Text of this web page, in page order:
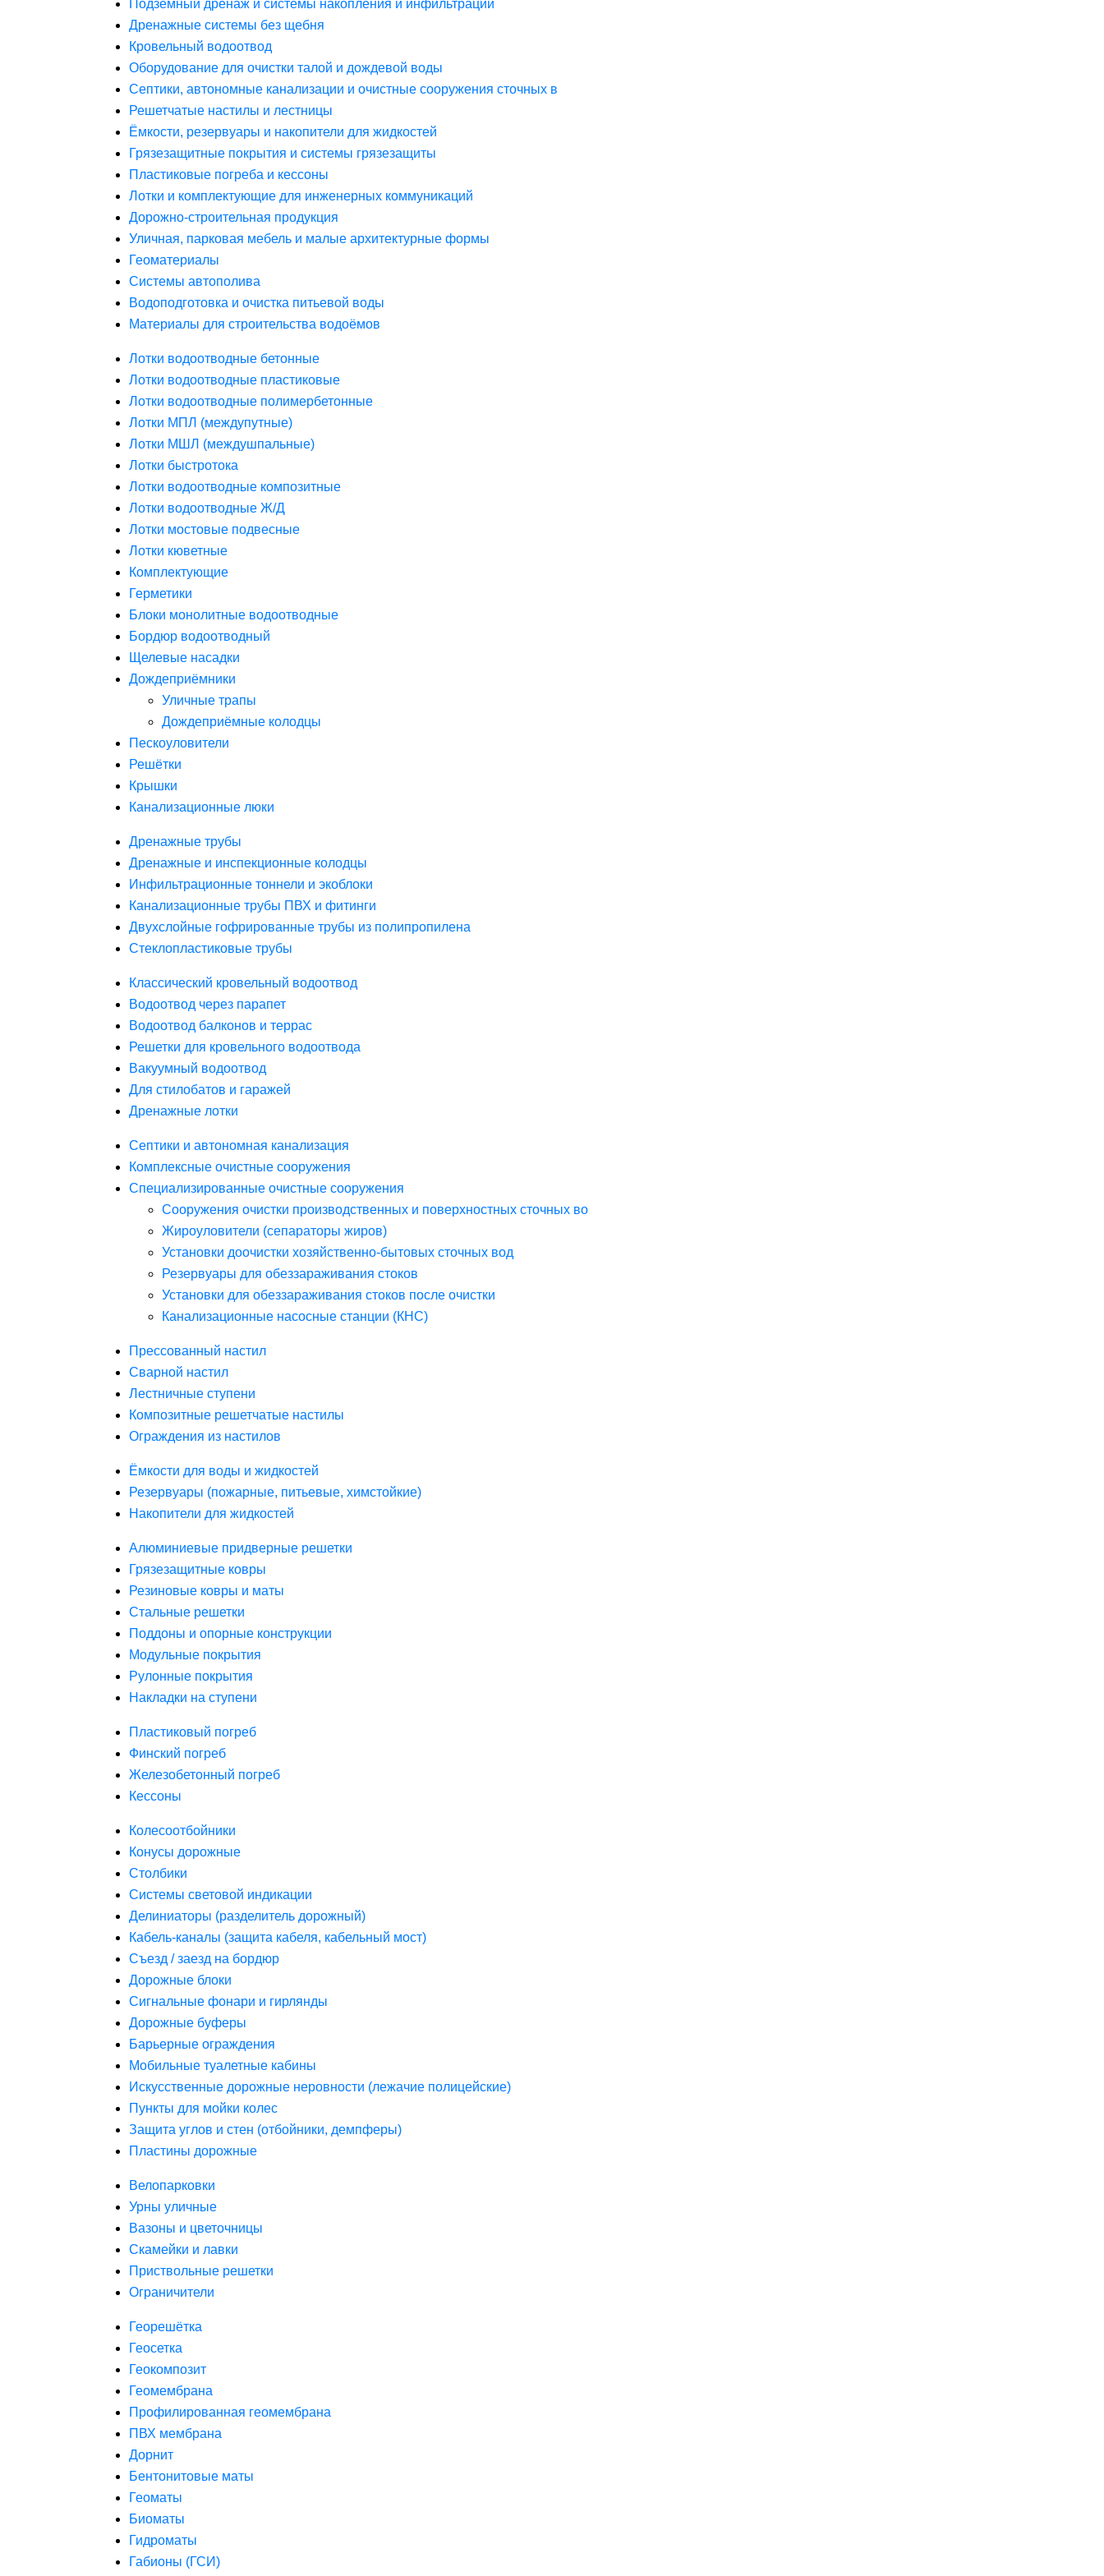
Подземный дренаж и системы накопления и инфильтрации
Дренажные системы без щебня
Кровельный водоотвод
Оборудование для очистки талой и дождевой воды
Септики, автономные канализации и очистные сооружения сточных в
Решетчатые настилы и лестницы
Ёмкости, резервуары и накопители для жидкостей
Грязезащитные покрытия и системы грязезащиты
Пластиковые погреба и кессоны
Лотки и комплектующие для инженерных коммуникаций
Дорожно-строительная продукция
Уличная, парковая мебель и малые архитектурные формы
Геоматериалы
Системы автополива
Водоподготовка и очистка питьевой воды
Материалы для строительства водоёмов
Лотки водоотводные бетонные
Лотки водоотводные пластиковые
Лотки водоотводные полимербетонные
Лотки МПЛ (междупутные)
Лотки МШЛ (междушпальные)
Лотки быстротока
Лотки водоотводные композитные
Лотки водоотводные Ж/Д
Лотки мостовые подвесные
Лотки кюветные
Комплектующие
Герметики
Блоки монолитные водоотводные
Бордюр водоотводный
Щелевые насадки
Дождеприёмники
Уличные трапы
Дождеприёмные колодцы
Пескоуловители
Решётки
Крышки
Канализационные люки
Дренажные трубы
Дренажные и инспекционные колодцы
Инфильтрационные тоннели и экоблоки
Канализационные трубы ПВХ и фитинги
Двухслойные гофрированные трубы из полипропилена
Стеклопластиковые трубы
Классический кровельный водоотвод
Водоотвод через парапет
Водоотвод балконов и террас
Решетки для кровельного водоотвода
Вакуумный водоотвод
Для стилобатов и гаражей
Дренажные лотки
Септики и автономная канализация
Комплексные очистные сооружения
Специализированные очистные сооружения
Сооружения очистки производственных и поверхностных сточных во
Жироуловители (сепараторы жиров)
Установки доочистки хозяйственно-бытовых сточных вод
Резервуары для обеззараживания стоков
Установки для обеззараживания стоков после очистки
Канализационные насосные станции (КНС)
Прессованный настил
Сварной настил
Лестничные ступени
Композитные решетчатые настилы
Ограждения из настилов
Ёмкости для воды и жидкостей
Резервуары (пожарные, питьевые, химстойкие)
Накопители для жидкостей
Алюминиевые придверные решетки
Грязезащитные ковры
Резиновые ковры и маты
Стальные решетки
Поддоны и опорные конструкции
Модульные покрытия
Рулонные покрытия
Накладки на ступени
Пластиковый погреб
Финский погреб
Железобетонный погреб
Кессоны
Колесоотбойники
Конусы дорожные
Столбики
Системы световой индикации
Делиниаторы (разделитель дорожный)
Кабель-каналы (защита кабеля, кабельный мост)
Съезд / заезд на бордюр
Дорожные блоки
Сигнальные фонари и гирлянды
Дорожные буферы
Барьерные ограждения
Мобильные туалетные кабины
Искусственные дорожные неровности (лежачие полицейские)
Пункты для мойки колес
Защита углов и стен (отбойники, демпферы)
Пластины дорожные
Велопарковки
Урны уличные
Вазоны и цветочницы
Скамейки и лавки
Приствольные решетки
Ограничители
Георешётка
Геосетка
Геокомпозит
Геомембрана
Профилированная геомембрана
ПВХ мембрана
Дорнит
Бентонитовые маты
Геоматы
Биоматы
Гидроматы
Габионы (ГСИ)